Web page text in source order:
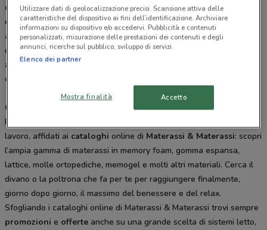
esigenze del sonno. L’esperienza decennale, la qualità dei prodotti
ed iprezzibassi sono le caratteristiche principali di questa
azienda. Se è arrivato il momento di cambiare il tuo letto, il tuo
divano o la tua poltrona e ti stai chiedendodove conviene
acquistare un nuovo materasso
cerca il
Qualità certificata dei prodotti a prezzi concorrenziali
Per ritrovare il comfort e il riposo necessari dopo una giornata di
lavoro, affidati ai cataloghi online di Materassi & Materassi: scopri
l’ampia gamma di materassi in memory foam, gomma espansa,
lattice, molle ortopediche, memogel e molti altri materiali. Cerca il
divano o la poltrona che fa per te per raggiungere finalmente,
giorno dopo giorno, il massimo del benessere e del relax.
Sfogliando i cataloghi online di Materassi & Materassi trovi sempre
promozioni e offerte anche su una grande scelta di sistemi letto,
Utilizzare dati di geolocalizzazione precisi. Scansione attiva delle
caratteristiche del dispositivo ai fini dell’identificazione. Archiviare
informazioni su dispositivo e/o accedervi. Pubblicità e contenuti
personalizzati, misurazione delle prestazioni dei contenuti e degli
annunci, ricerche sul pubblico, sviluppo di servizi.
Elenco dei partner
Mostra finalità Accetto